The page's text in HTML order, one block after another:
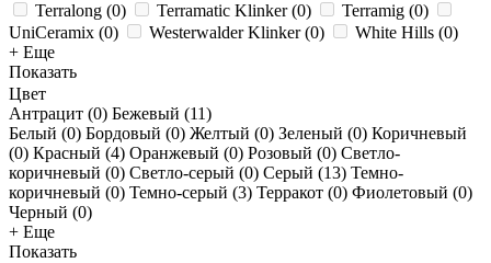
Terralong (0) Terramatic Klinker(0) Terramig (0)
UniCeramix (0) Westerwalder Klinker(0) White Hills (0)
+ Еще
Показать
Цвет
Антрацит (0) Бежевый (11)
Белый (0) Бордовый (0) Желтый (0) Зеленый (0) Коричневый
(0) Красный (4) Оранжевый (0) Розовый (0) Светло-
коричневый (0) Светло-серый (0) Серый (13) Темно-
коричневый (0) Темно-серый (3) Терракот (0) Фиолетовый (0)
Черный (0)
+ Еще
Показать